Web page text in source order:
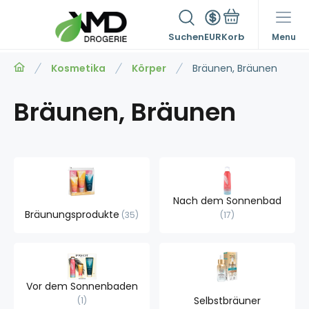
SuchenEUR Menu
Kosmetika Körper Bräunen, Bräunen
Bräunen, Bräunen
Bräunungsprodukte 35
Nach dem Sonnenbad
17
Vor dem Sonnenbaden
1 Selbstbräuner